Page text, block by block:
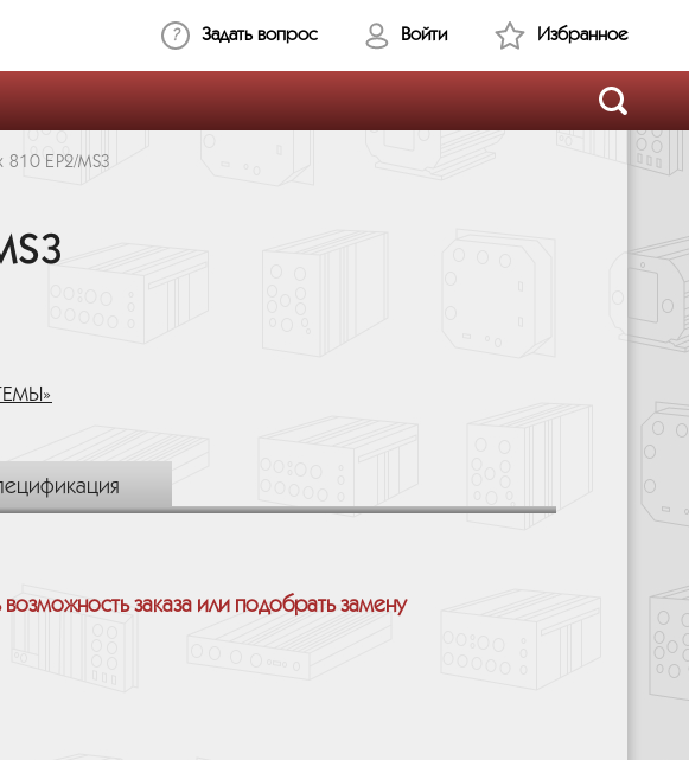
Задать вопрос Войти Избранное
810 EP2/MS3
заказа или подобрать замену